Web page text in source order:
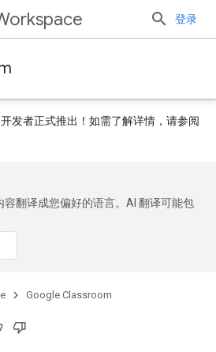
登录
发者正式推出！如需了解详情，请参阅
容翻译成您偏好的语言。AI 翻译可能包
Google Classroom